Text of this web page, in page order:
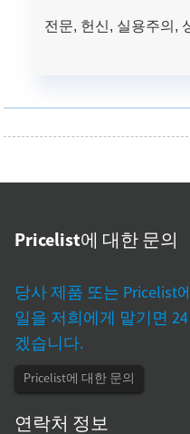
전문, 헌신, 실용주의,
Pricelist에 대한 문의
당사 제품 또는 Pricelist
일을 저희에게 맡기면
겠습니다.
Pricelist에 대한 문의
연락처 정보